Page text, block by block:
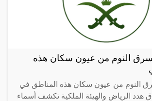
النوم من عيون سكان هذه
النوم من عيون سكان هذه المناطق في
هدد الرياض والهيئة الملكية تكشف أسماء